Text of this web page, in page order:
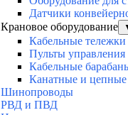
Датчики
Крановое оборудование
Кабельные тележки
Пульты управления
Кабельные
Канатные и цепные
Шинопроводы
РВД и ПВД